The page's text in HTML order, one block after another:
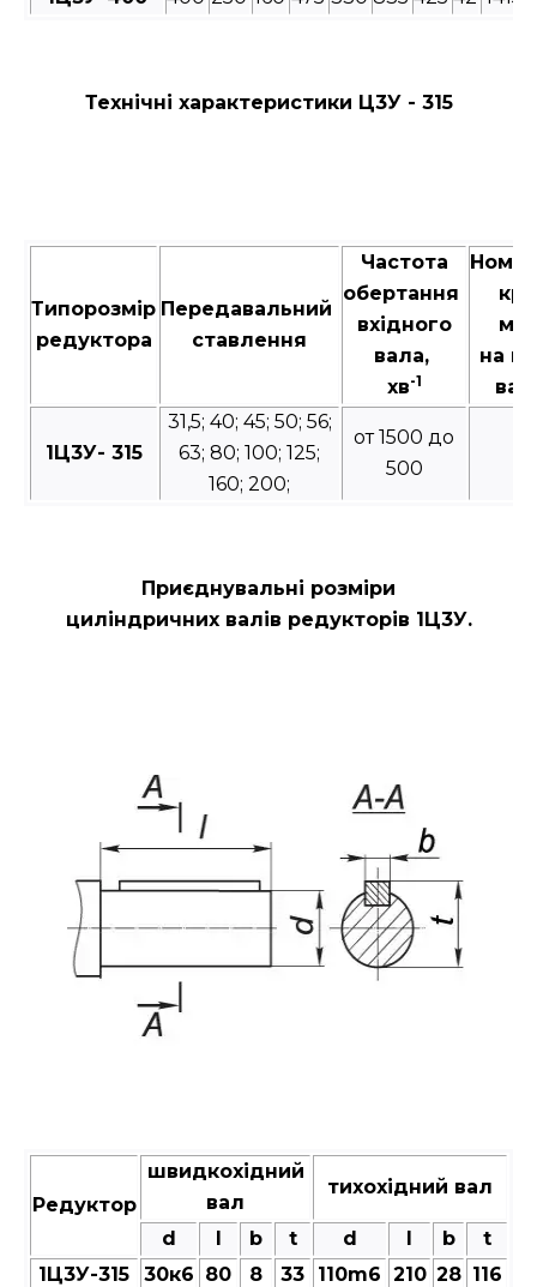
Технічні характеристики Ц3У - 315
Типорозмір
редуктора
Передавальний
ставлення
Частота
обертання
вхідного
вала,
хв-1
на
1Ц3У- 315
31,5; 40; 45; 50; 56;
63; 80; 100; 125;
160; 200;
от 1500 до
500
Приєднувальні розміри
циліндричних валів редукторів 1Ц3У.
Редуктор
швидкохідний
вал
тихохідний вал
d l b t d l b
t
1Ц3У-315
30к6 80 8 33 110m6 210 28 116